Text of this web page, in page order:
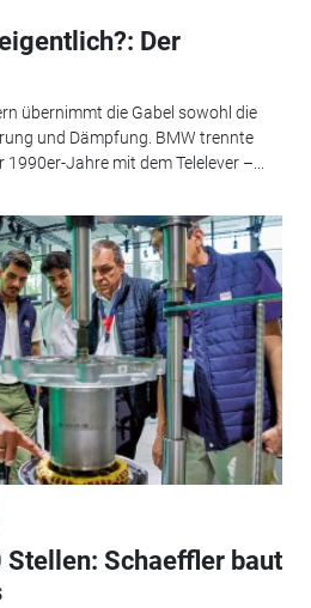
Der
übernimmt die Gabel sowohl die
und Dämpfung. BMW trennte
Jahre mit dem Telelever –...
Stellen: Schaeffler baut